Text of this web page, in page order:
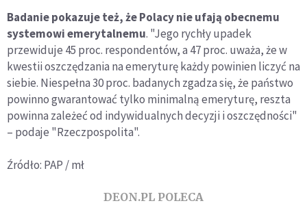
Badanie pokazuje też, że Polacy nie ufają obecnemu
systemowi emerytalnemu. "Jego rychły upadek
przewiduje 45 proc. respondentów, a 47 proc. uważa, że w
kwestii oszczędzania na emeryturę każdy powinien liczyć na
siebie. Niespełna 30 proc. badanych zgadza się, że państwo
powinno gwarantować tylko minimalną emeryturę, reszta
powinna zależeć od indywidualnych decyzji i oszczędności"
– podaje "Rzeczpospolita".
Źródło: PAP / mł
DEON.PL POLECA